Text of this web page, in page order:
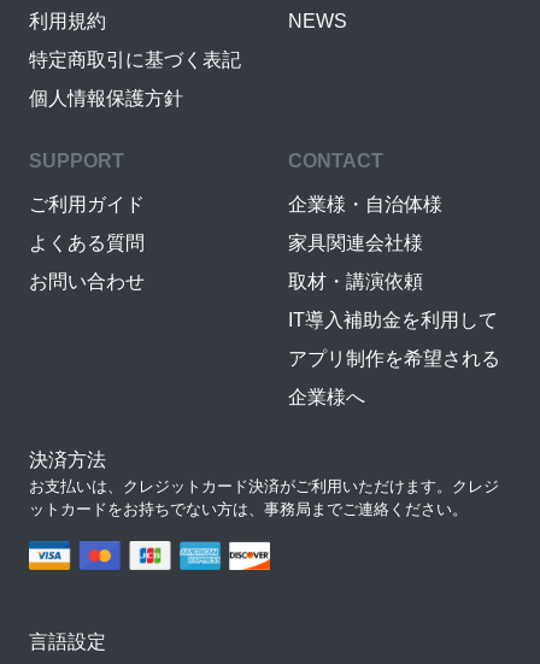
利用規約
特定商取引に基づく表記
個人情報保護方針
NEWS
SUPPORT
ご利用ガイド
よくある質問
お問い合わせ
CONTACT
企業様・自治体様
家具関連会社様
取材・講演依頼
IT導入補助金を利用して
アプリ制作を希望される
企業様へ
決済方法
お支払いは、クレジットカード決済がご利用いただけます。クレジ
ットカードをお持ちでない方は、事務局までご連絡ください。
言語設定